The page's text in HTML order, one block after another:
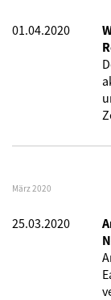
01.04.2020
März 2020
25.03.2020